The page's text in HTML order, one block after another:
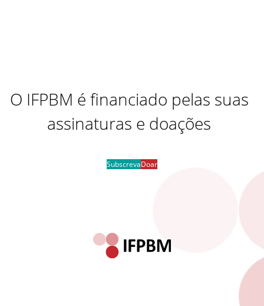
O IFPBM é financiado pelas suas
assinaturas e doações
SubscrevaDoar